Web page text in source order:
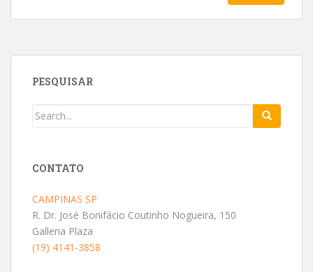
PESQUISAR
CONTATO
CAMPINAS SP
R. Dr. José Bonifácio Coutinho Nogueira, 150
Galleria Plaza
(19) 4141-3858